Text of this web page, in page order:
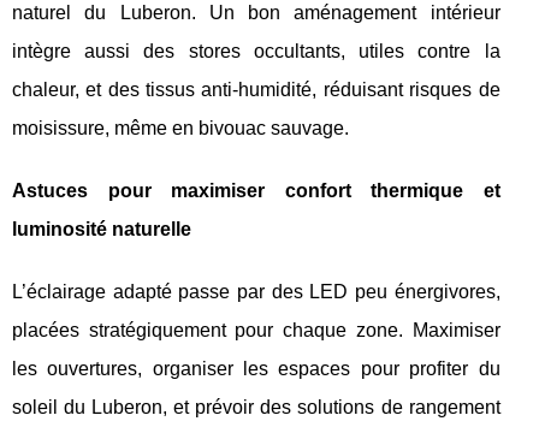
naturel du Luberon. Un bon aménagement intérieur
intègre aussi des stores occultants, utiles contre la
chaleur, et des tissus anti-humidité, réduisant risques de
moisissure, même en bivouac sauvage.
Astuces pour maximiser confort thermique et
luminosité naturelle
L’éclairage adapté passe par des LED peu énergivores,
placées stratégiquement pour chaque zone. Maximiser
les ouvertures, organiser les espaces pour profiter du
soleil du Luberon, et prévoir des solutions de rangement